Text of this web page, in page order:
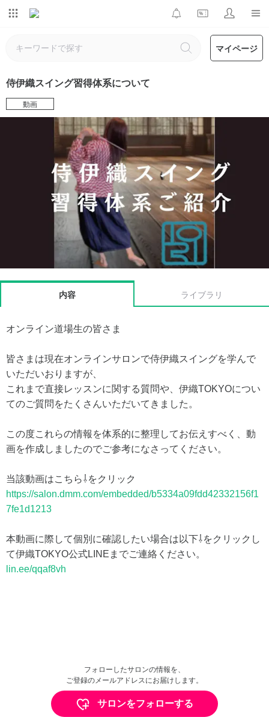
マイページ
侍伊織スイング習得体系について
動画
内容 ライブラリ
オンライン道場生の皆さま
皆さまは現在オンラインサロンで侍伊織スイングを学んで
いただいおりますが、
これまで直接レッスンに関する質問や、伊織TOKYOについ
てのご質問をたくさんいただいてきました。
この度これらの情報を体系的に整理してお伝えすべく、動
画を作成しましたのでご参考になさってください。
当該動画はこちら⇩をクリック
https://salon.dmm.com/embedded/b5334a09fdd42332156f1
7fe1d1213
本動画に際して個別に確認したい場合は以下⇩をクリックし
て伊織TOKYO公式LINEまでご連絡ください。
lin.ee/qqaf8vh
フォローしたサロンの情報を、
ご登録のメールアドレスにお届けします。
サロンをフォローする